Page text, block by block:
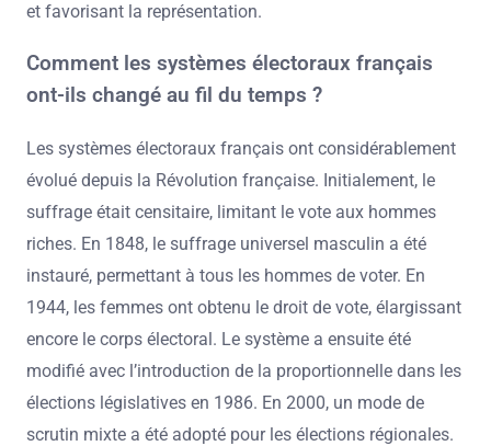
et favorisant la représentation.
Comment les systèmes électoraux français
ont-ils changé au fil du temps ?
Les systèmes électoraux français ont considérablement
évolué depuis la Révolution française. Initialement, le
suffrage était censitaire, limitant le vote aux hommes
riches. En 1848, le suffrage universel masculin a été
instauré, permettant à tous les hommes de voter. En
1944, les femmes ont obtenu le droit de vote, élargissant
encore le corps électoral. Le système a ensuite été
modifié avec l’introduction de la proportionnelle dans les
élections législatives en 1986. En 2000, un mode de
scrutin mixte a été adopté pour les élections régionales.